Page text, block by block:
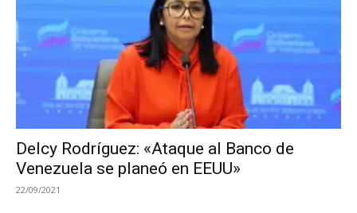
Delcy Rodríguez: «Ataque al Banco de
Venezuela se planeó en EEUU»
22/09/2021